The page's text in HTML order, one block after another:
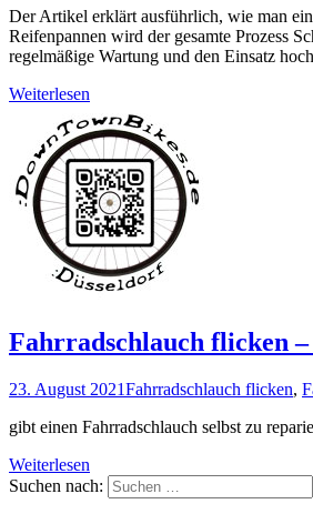
Der Artikel erklärt ausführlich, wie man
Reifenpannen wird der gesamte Prozess
regelmäßige Wartung und den Einsatz
Weiterlesen
Fahrradschlauch flicken
23. August 2021Fahrradschlauch flicken,
gibt einen Fahrradschlauch selbst zu
Weiterlesen
Suchen nach: